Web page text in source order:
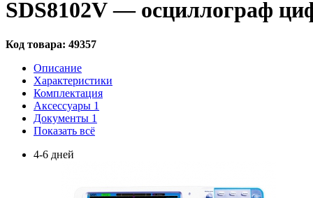
SDS8102V — осциллограф
Код товара: 49357
Описание
Характеристики
Комплектация
Аксессуары 1
Документы 1
Показать всё
4-6 дней